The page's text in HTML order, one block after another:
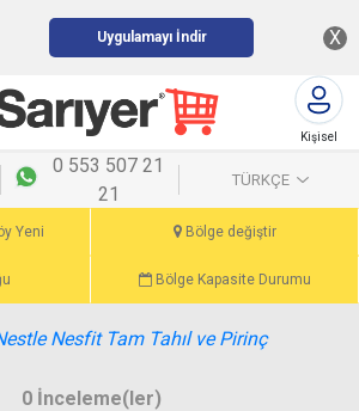
Uygulamayı İndir X
Kişisel
0 553 507 21
21
TÜRKÇE
Yeni Bölge değiştir
Bölge Kapasite Durumu
Nesfit Tam Tahıl ve Pirinç
0 İnceleme(ler)